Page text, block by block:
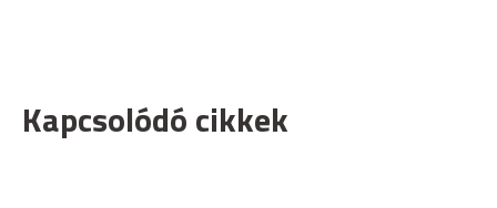
Kapcsolódó cikkek